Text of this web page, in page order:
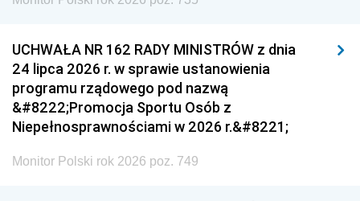
UCHWAŁA NR 162 RADY MINISTRÓW z dnia
24 lipca 2026 r. w sprawie ustanowienia
programu rządowego pod nazwą
&#8222;Promocja Sportu Osób z
Niepełnosprawnościami w 2026 r.&#8221;
Monitor Polski rok 2026 poz. 749